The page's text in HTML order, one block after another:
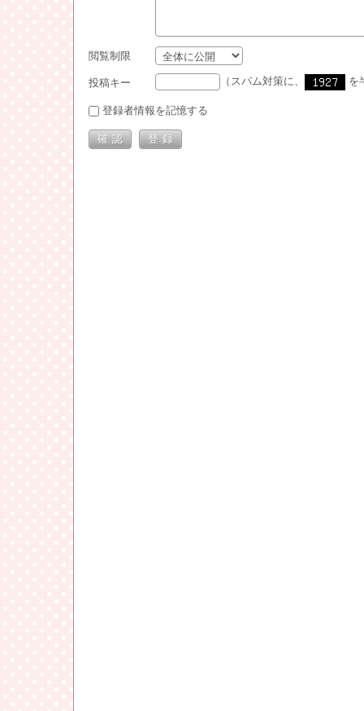
閲覧制限
投稿キー （スパム対策に、 を
登録者情報を記憶する